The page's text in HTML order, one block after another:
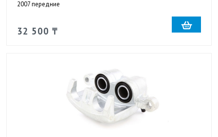
2007 передние
32 500 ₸